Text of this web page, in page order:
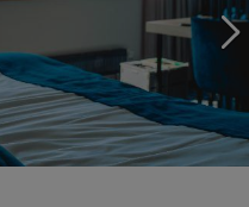
tikai daži soļi